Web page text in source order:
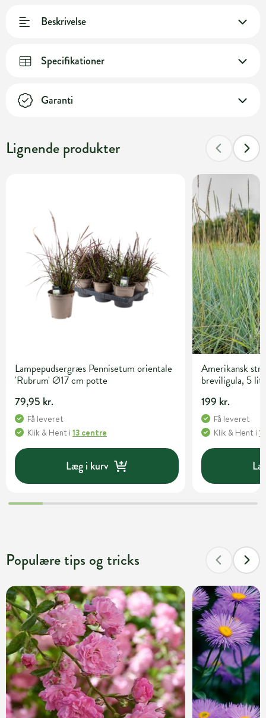
Beskrivelse
Specifikationer
Garanti
Lignende produkter
Lampepudsergræs Pennisetum orientale
'Rubrum' Ø17 cm potte
79,95 kr.
Få leveret
Klik & Hent i 13 centre
Læg i kurv
Amerikansk
breviligula, 5
199 kr.
Få leveret
Klik & Hent i
Populære tips og tricks